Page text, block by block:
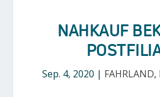
NAHKAUF
Sep. 4, 2020 | FAHRLAND,